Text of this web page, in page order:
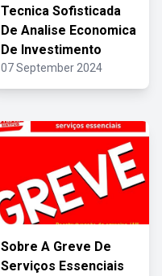
Tecnica Sofisticada
De Analise Economica
De Investimento
07 September 2024
Sobre A Greve De
Serviços Essenciais